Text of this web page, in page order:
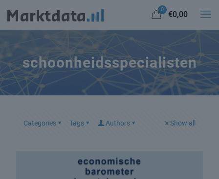
0
€0,00
schoonheidsspecialisten
Categories Tags Authors Show all